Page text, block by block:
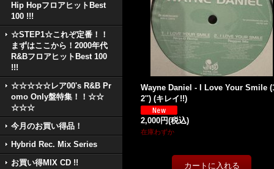
Hip HopフロアヒットBest
100 !!!
☆STEP1☆これぞ定番！！
まずはここから！2000年代
R&BフロアヒットBest 100
!!!
☆☆☆☆☆レア00's R&B Pr
omo Only盤特集！！☆☆
☆☆☆
今月のお買い得品！
Hybrid Rec. Mix Series
お買い得MIX CD !!
Wayne Daniel - I Love Your Smile
2'') (キレイ!!)
2,000円(税込)
在庫わずか